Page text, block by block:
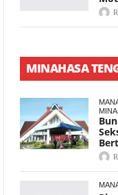
MINAHASA